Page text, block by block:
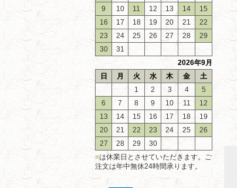
9
10 11 12 13 14
15
16
17 18 19 20 21
22
23
24 25 26 27 28
29
30
31
2026年9月
日
月 火 水 木 金
土
1
2 3 4
5
6
7 8 9 10 11
12
13
14 15 16 17 18
19
20
21 22 23 24 25
26
27
28 29
30
■は休業日とさせていただきます。ご
注文は年中無休24時間承ります。